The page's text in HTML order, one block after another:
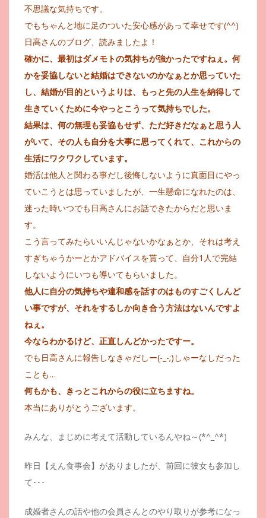
不思議な気持ちです。
でもちゃんと地に足のついた安心感があって幸せです(^^)
日高さんのブログ、読みましたよ！
確かに、最初はダメモトの気持ちが強かったですねぇ。何
かを妥協しないと結婚はできないのかなぁとか思っていた
し、結婚が目的というよりは、もっと先の人生を納得して
生きていくために今やっとこうって気持ちでした。
結果は、何の無理も妥協もせず、ただ好きだなぁと思う人
がいて、その人も自分を大事に思ってくれて、これからの
生活にワクワクしています。
婚活は他人と関わる事だし後悔しないように真面目にやっ
ていこうとは思っていましたが、一生懸命になれたのは、
迷った時いつでも日高さんにお話できたからだと思いま
す。
こう言ってみたらいいんじゃないかなぁとか、それは考え
すぎちゃうかーとかアドバイスを貰って、自分1人で完結
しないようにいつも導いてもらいました。
他人に自分の気持ちや違和感を話すのはものすごくしんど
い事ですが、それをするしか向き合う方法はないんですよ
ねぇ。
今ならわかるけど、正直しんどかったですー。
でも日高さんに報告しなきゃだしー(-_-;)しゃーなしだった
ことも…
何もかも、きっとこれからの役に立ちますね。
本当にありがとうございます。
みんな、まじめに考えて活動しているんやね～(*^_^*)
昨日【えん食事会】がありましたが、前回に彼女も参加し
て･･･
成婚者さんの話や他の会員さんとのやり取りが参考になっ